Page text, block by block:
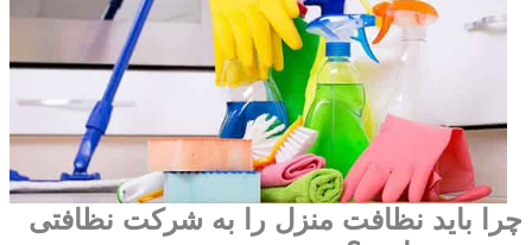
چرا باید نظافت منزل را به شرکت نظافتی